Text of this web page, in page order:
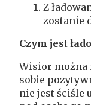
Z
zostanie
Czym jest
Wisior można
sobie
nie jest ściśle